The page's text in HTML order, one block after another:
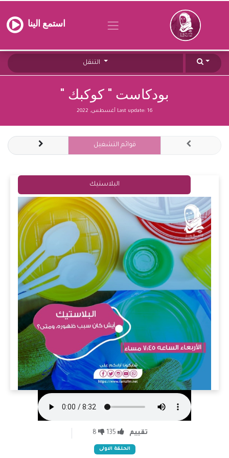
استمع الينا
بودكاست " كوكبك "
Last update: 16 أغسطس, 2022
قوائم التشغيل
البلاستيك
تقييم 135
8
الحلقة الاولى